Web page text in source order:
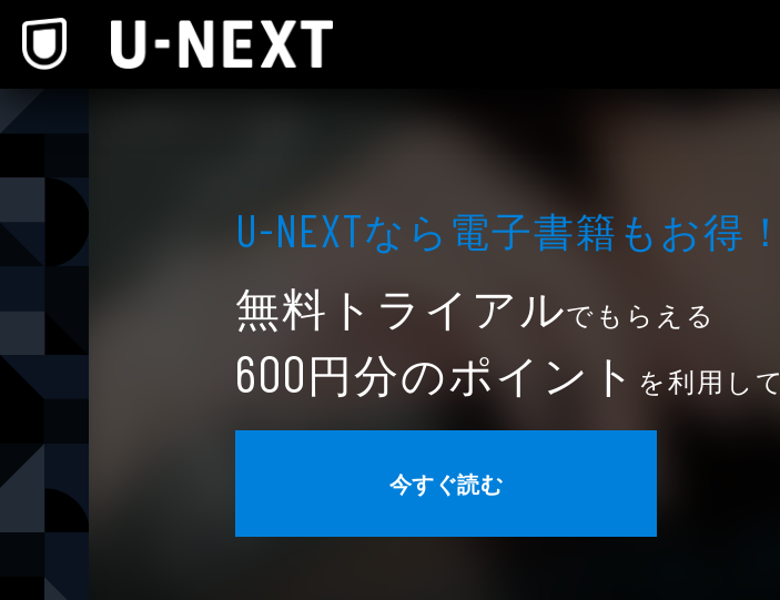
U-NEXTなら電⼦書籍もお得！
無料トライアルでもらえる
600円分のポイント を利用して
今すぐ読む